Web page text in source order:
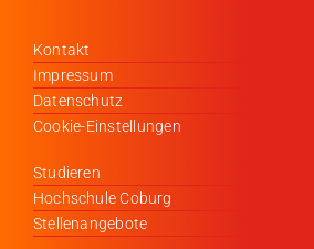
Kontakt
Impressum
Datenschutz
Cookie-Einstellungen
Studieren
Hochschule Coburg
Stellenangebote